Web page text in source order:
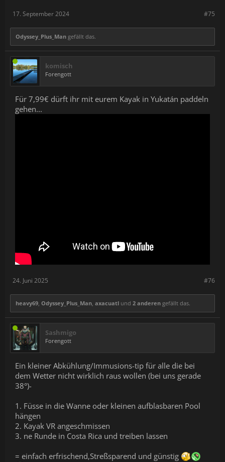
#75
17. September 2024
Odyssey_Plus_Man gefällt das.
komisch
Forengott
Für 7,99€ dürft ihr mit eurem Kayak in Yukatán paddeln
gehen...
#76
24. Juni 2025
heavy69, Odyssey_Plus_Man, axacuatl und 2 anderen gefällt das.
Sashmigo
Forengott
Ein kleiner Abkühlung/Immusions-tip für alle die bei
dem Wetter nicht wirklich raus wollen (bei uns gerade
38°)-
1. Füsse in die Wanne oder kleinen aufblasbaren Pool
hängen
2. Kayak VR angeschmissen
3. ne Runde in Costa Rica und treiben lassen
= einfach erfrischend,Streßsparend und günstig